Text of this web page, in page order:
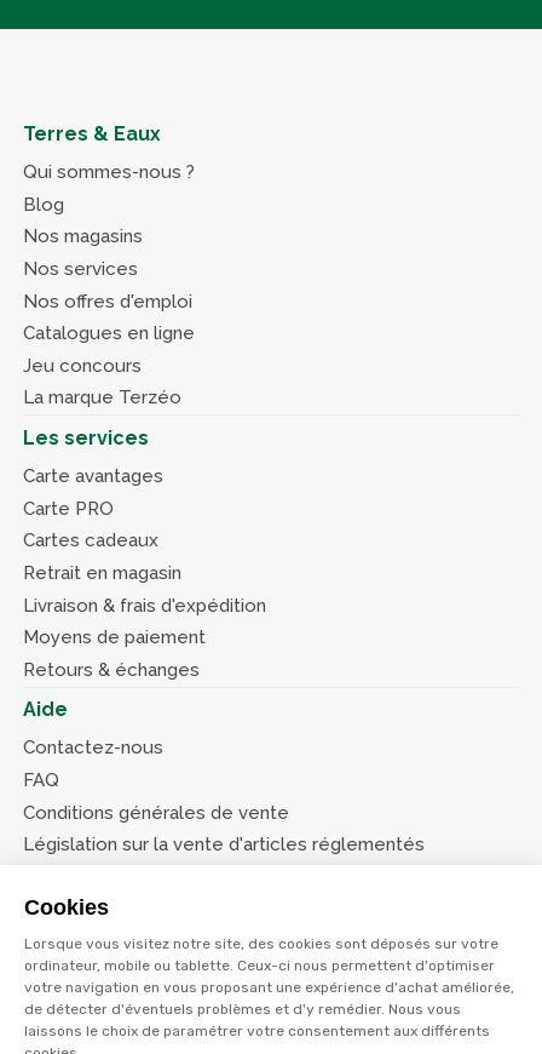
Cookies
Lorsque vous visitez notre site, des cookies sont déposés sur votre
ordinateur, mobile ou tablette. Ceux-ci nous permettent d'optimiser
votre navigation en vous proposant une expérience d'achat améliorée,
de détecter d'éventuels problèmes et d'y remédier. Nous vous
laissons le choix de paramétrer votre consentement aux différents
Terres & Eaux
Qui sommes-nous ?
Blog
Nos magasins
Nos services
Nos offres d'emploi
Catalogues en ligne
Jeu concours
La marque Terzéo
Les services
Carte avantages
Carte PRO
Cartes cadeaux
Retrait en magasin
Livraison & frais d'expédition
Moyens de paiement
Retours & échanges
Aide
Contactez-nous
FAQ
Conditions générales de vente
Législation sur la vente d'articles réglementés
Conditions de nos offres
Suivez-nous